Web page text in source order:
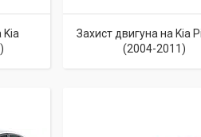
Kia
Захист двигуна на Kia
(2004-2011)